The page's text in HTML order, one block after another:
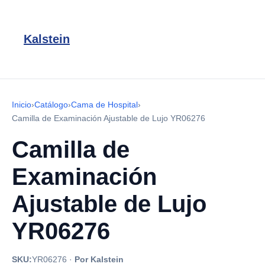
Kalstein
Inicio›Catálogo›Cama de Hospital›
Camilla de Examinación Ajustable de Lujo YR06276
Camilla de
Examinación
Ajustable de Lujo
YR06276
SKU:YR06276 · Por Kalstein